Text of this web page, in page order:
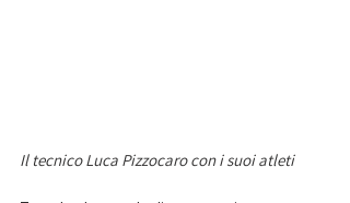
Il tecnico Luca Pizzocaro con i suoi atleti